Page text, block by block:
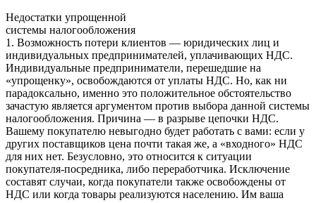
Недостатки упрощенной
системы налогообложения
1. Возможность потери клиентов — юридических лиц и
индивидуальных предпринимателей, уплачивающих НДС.
Индивидуальные предприниматели, перешедшие на
«упрощенку», освобождаются от уплаты НДС. Но, как ни
парадоксально, именно это положительное обстоятельство
зачастую является аргументом против выбора данной системы
налогообложения. Причина — в разрыве цепочки НДС.
Вашему покупателю невыгодно будет работать с вами: если у
других поставщиков цена почти такая же, а «входного» НДС
для них нет. Безусловно, это относится к ситуации
покупателя-посредника, либо переработчика. Исключение
составят случаи, когда покупатели также освобождены от
НДС или когда товары реализуются населению. Им ваша